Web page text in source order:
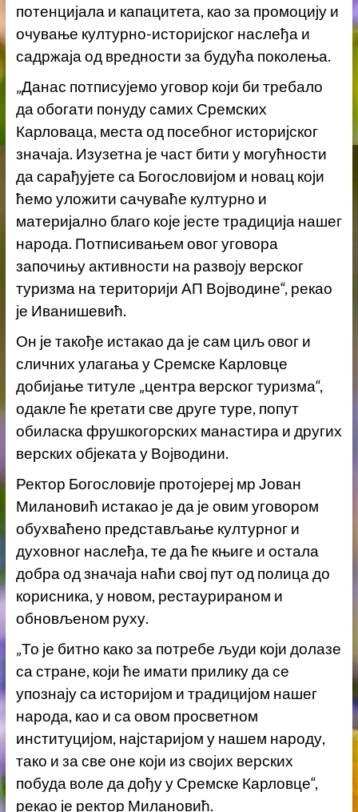
потенцијала и капацитета, као за промоцију и
очување културно-историјског наслеђа и
садржаја од вредности за будућа поколења.
„Данас потписујемо уговор који би требало
да обогати понуду самих Сремских
Карловаца, места од посебног историјског
значаја. Изузетна је част бити у могућности
да сарађујете са Богословијом и новац који
ћемо уложити сачуваће културно и
материјално благо које јесте традиција нашег
народа. Потписивањем овог уговора
започињу активности на развоју верског
туризма на територији АП Војводине“, рекао
је Иванишевић.
Он је такође истакао да је сам циљ овог и
сличних улагања у Сремске Карловце
добијање титуле „центра верског туризма“,
одакле ће кретати све друге туре, попут
обиласка фрушкогорских манастира и других
верских објеката у Војводини.
Ректор Богословије протојереј мр Јован
Милановић истакао је да је овим уговором
обухваћено представљање културног и
духовног наслеђа, те да ће књиге и остала
добра од значаја наћи свој пут од полица до
корисника, у новом, рестаурираном и
обновљеном руху.
„То је битно како за потребе људи који долазе
са стране, који ће имати прилику да се
упознају са историјом и традицијом нашег
народа, као и са овом просветном
институцијом, најстаријом у нашем народу,
тако и за све оне који из својих верских
побуда воле да дођу у Сремске Карловце“,
рекао је ректор Милановић.